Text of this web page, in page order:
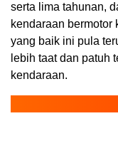
serta lima tahunan,
kendaraan bermotor
yang baik ini pula
lebih taat dan patuh
kendaraan.